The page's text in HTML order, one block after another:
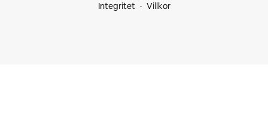
Integritet
Villkor